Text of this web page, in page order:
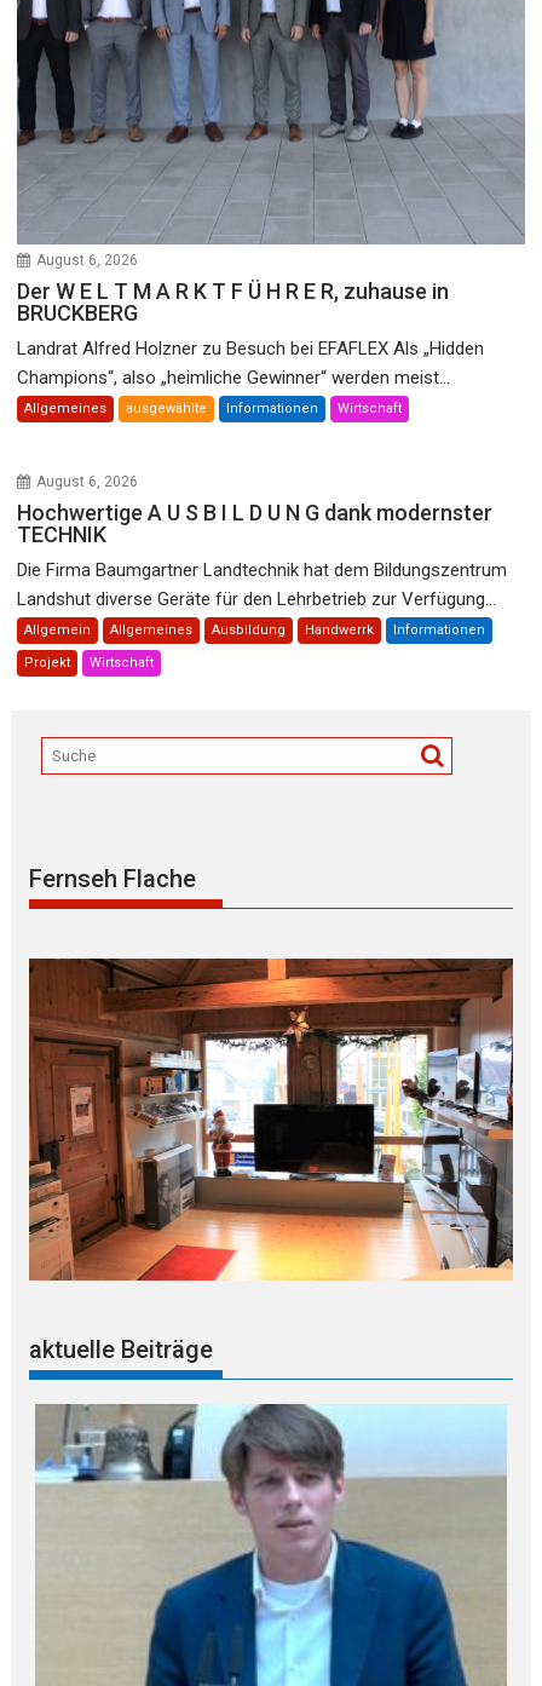
August 6, 2026
Der W E L T M A R K T F Ü H R E R, zuhause in
BRUCKBERG
Landrat Alfred Holzner zu Besuch bei EFAFLEX Als „Hidden
Champions“, also „heimliche Gewinner“ werden meist...
Allgemeines ausgewählte Informationen Wirtschaft
August 6, 2026
Hochwertige A U S B I L D U N G dank modernster
TECHNIK
Die Firma Baumgartner Landtechnik hat dem Bildungszentrum
Landshut diverse Geräte für den Lehrbetrieb zur Verfügung...
Allgemein Allgemeines Ausbildung Handwerrk Informationen
Projekt Wirtschaft
Fernseh Flache
aktuelle Beiträge